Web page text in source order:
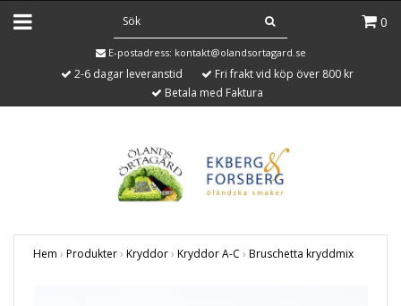
0
E-postadress: kontakt@olandsortagard.se
2-6 dagar leveranstid
Fri frakt vid köp över 800 kr
Betala med Faktura
Hem › Produkter› Kryddor› Kryddor A-C › Bruschetta kryddmix